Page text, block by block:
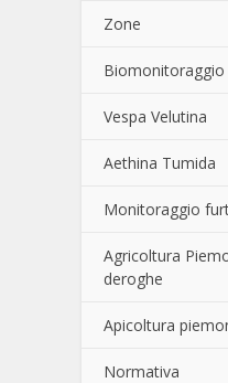
Zone
Biomonitoraggio
Vespa Velutina
Aethina Tumida
Monitoraggio
Agricoltura
deroghe
Apicoltura
Normativa